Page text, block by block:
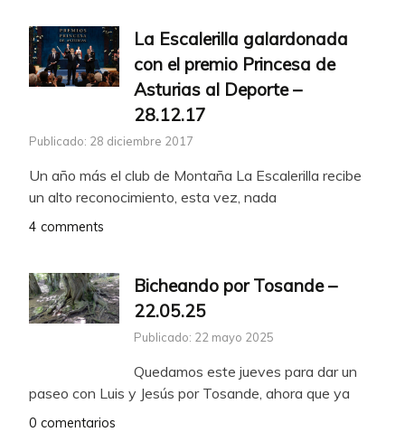
La Escalerilla galardonada
con el premio Princesa de
Asturias al Deporte –
28.12.17
Publicado: 28 diciembre 2017
Un año más el club de Montaña La Escalerilla recibe
un alto reconocimiento, esta vez, nada
4 comments
Bicheando por Tosande –
22.05.25
Publicado: 22 mayo 2025
Quedamos este jueves para dar un
paseo con Luis y Jesús por Tosande, ahora que ya
0 comentarios